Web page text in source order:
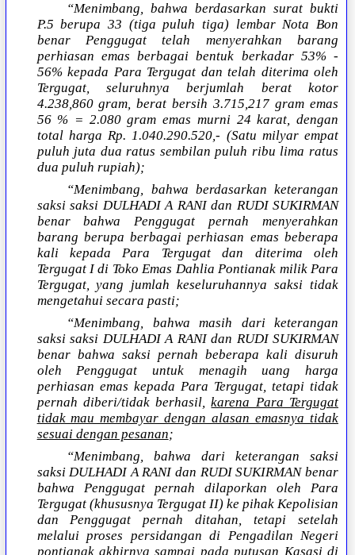
“Menimbang, bahwa berdasarkan surat bukti
P.5 berupa 33 (tiga puluh tiga) lembar Nota Bon
benar Penggugat telah menyerahkan barang
perhiasan emas berbagai bentuk berkadar 53% -
56% kepada Para Tergugat dan telah diterima oleh
Tergugat, seluruhnya berjumlah berat kotor
4.238,860 gram, berat bersih 3.715,217 gram emas
56 % = 2.080 gram emas murni 24 karat, dengan
total harga Rp. 1.040.290.520,- (Satu milyar empat
puluh juta dua ratus sembilan puluh ribu lima ratus
dua puluh rupiah);
“Menimbang, bahwa berdasarkan keterangan
saksi saksi DULHADI A RANI dan RUDI SUKIRMAN
benar bahwa Penggugat pernah menyerahkan
barang berupa berbagai perhiasan emas beberapa
kali kepada Para Tergugat dan diterima oleh
Tergugat I di Toko Emas Dahlia Pontianak milik Para
Tergugat, yang jumlah keseluruhannya saksi tidak
mengetahui secara pasti;
“Menimbang, bahwa masih dari keterangan
saksi saksi DULHADI A RANI dan RUDI SUKIRMAN
benar bahwa saksi pernah beberapa kali disuruh
oleh Penggugat untuk menagih uang harga
perhiasan emas kepada Para Tergugat, tetapi tidak
pernah diberi/tidak berhasil,karena Para Tergugat
tidak mau membayar dengan alasan emasnya tidak
sesuai dengan pesanan;
“Menimbang, bahwa dari keterangan saksi
saksi DULHADI A RANI dan RUDI SUKIRMAN benar
bahwa Penggugat pernah dilaporkan oleh Para
Tergugat (khususnya Tergugat II) ke pihak Kepolisian
dan Penggugat pernah ditahan, tetapi setelah
melalui proses persidangan di Pengadilan Negeri
pontianak akhirnya sampai pada putusan Kasasi di